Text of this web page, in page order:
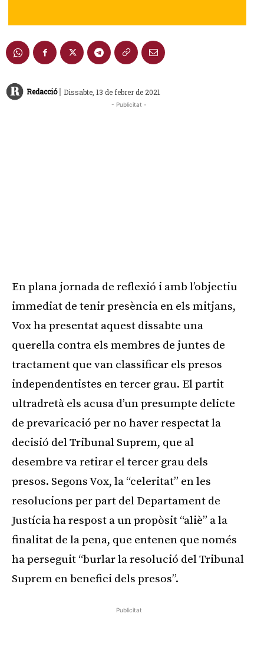
Redacció | Dissabte, 13 de febrer de 2021
- Publicitat -
En plana jornada de reflexió i amb l’objectiu
immediat de tenir presència en els mitjans,
Vox ha presentat aquest dissabte una
querella contra els membres de juntes de
tractament que van classificar els presos
independentistes en tercer grau. El partit
ultradretà els acusa d’un presumpte delicte
de prevaricació per no haver respectat la
decisió del Tribunal Suprem, que al
desembre va retirar el tercer grau dels
presos. Segons Vox, la “celeritat” en les
resolucions per part del Departament de
Justícia ha respost a un propòsit “aliè” a la
finalitat de la pena, que entenen que només
ha perseguit “burlar la resolució del Tribunal
Suprem en benefici dels presos”.
Publicitat